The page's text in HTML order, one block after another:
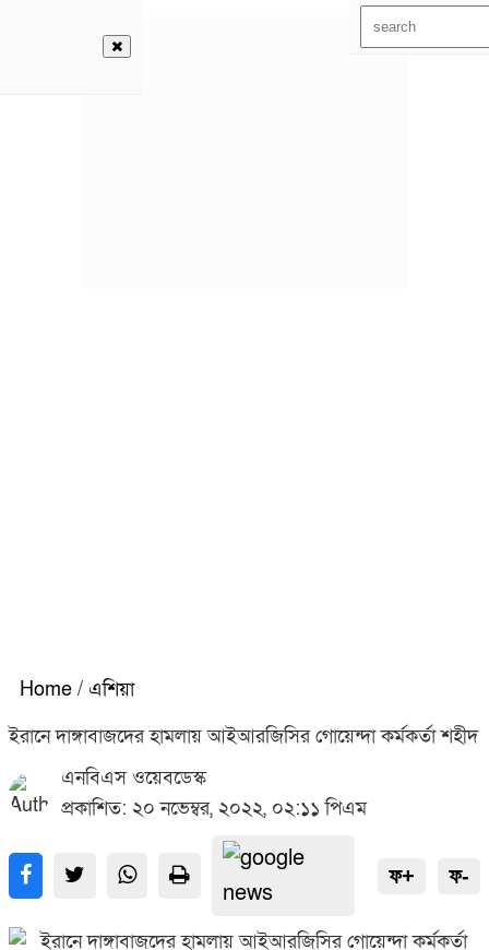
Home / এশিয়া
ইরানে দাঙ্গাবাজদের হামলায় আইআরজিসির গোয়েন্দা কর্মকর্তা শহীদ
এনবিএস ওয়েবডেস্ক
প্রকাশিত: ২০ নভেম্বর, ২০২২, ০২:১১ পিএম
ফ+ ফ-